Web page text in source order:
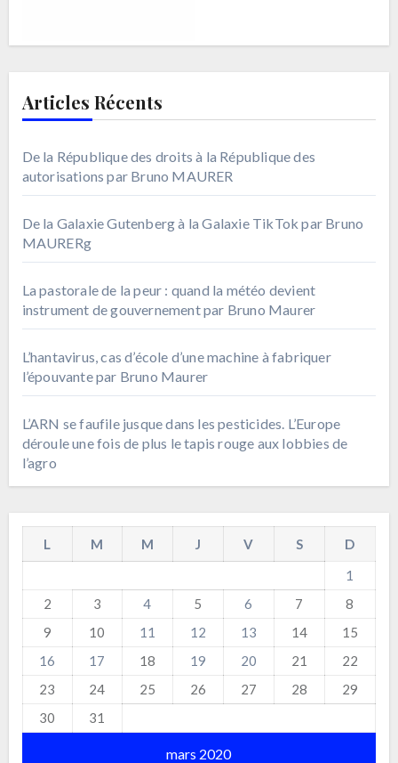
Articles Récents
De la République des droits à la République des
autorisations par Bruno MAURER
De la Galaxie Gutenberg à la Galaxie TikTok par Bruno
MAURERg
La pastorale de la peur : quand la météo devient
instrument de gouvernement par Bruno Maurer
L’hantavirus, cas d’école d’une machine à fabriquer
l’épouvante par Bruno Maurer
L’ARN se faufile jusque dans les pesticides. L’Europe
déroule une fois de plus le tapis rouge aux lobbies de
l’agro
mars 2020
L M M J V S
D
1
2
3 4 5 6 7
8
9
10 11 12 13 14
15
16
17 18 19 20 21
22
23
24 25 26 27 28
29
30
31